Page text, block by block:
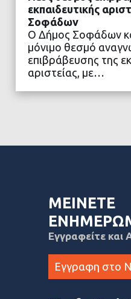
ΔΙΑΒΑΣΤΕ
εκπαιδευτικής
Σοφάδων
Ο Δήμος Σοφάδων
μόνιμο θεσμό
επιβράβευσης της
αριστείας, με…
ΜΕΙΝΕΤΕ
Εγγραφείτε και
Εγγραφη στο